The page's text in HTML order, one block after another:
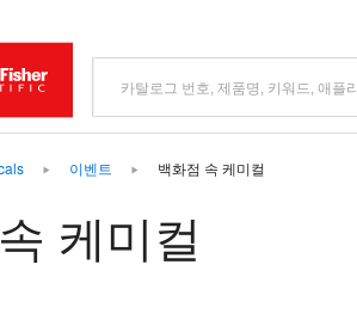
이벤트 백화점 속 케미컬
케미컬